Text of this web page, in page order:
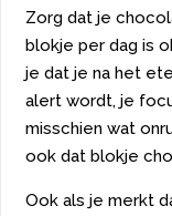
Zorg dat je
blokje per dag is
je dat je na het
alert wordt, je
misschien wat
ook dat blokje
Ook als je merkt